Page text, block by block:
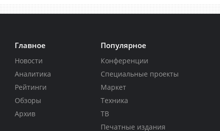
Главное
Новости
Аналитика
Рейтинги
Обзоры
Архив
Популярное
Конференции
Специальные проекты
Маркет
Техника
ТВ
Печатные издания